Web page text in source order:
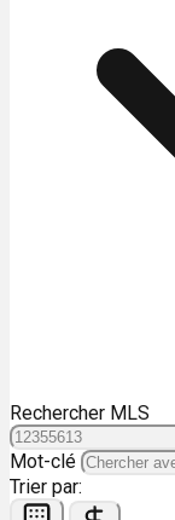
Rechercher MLS
Mot-clé
Trier par: